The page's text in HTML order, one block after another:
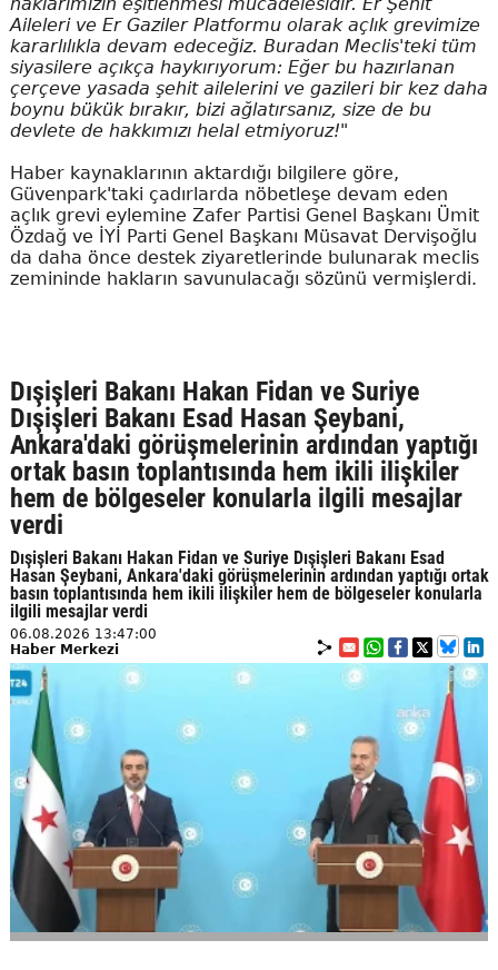
Aileleri ve Er Gaziler Platformu olarak açlık grevimize
kararlılıkla devam edeceğiz. Buradan Meclis'teki tüm
siyasilere açıkça haykırıyorum: Eğer bu hazırlanan
çerçeve yasada şehit ailelerini ve gazileri bir kez daha
boynu bükük bırakır, bizi ağlatırsanız, size de bu
devlete de hakkımızı helal etmiyoruz!"
Haber kaynaklarının aktardığı bilgilere göre,
Güvenpark'taki çadırlarda nöbetleşe devam eden
açlık grevi eylemine Zafer Partisi Genel Başkanı Ümit
Özdağ ve İYİ Parti Genel Başkanı Müsavat Dervişoğlu
da daha önce destek ziyaretlerinde bulunarak meclis
zemininde hakların savunulacağı sözünü vermişlerdi.
Dışişleri Bakanı Hakan Fidan ve Suriye
Dışişleri Bakanı Esad Hasan Şeybani,
Ankara'daki görüşmelerinin ardından yaptığı
ortak basın toplantısında hem ikili ilişkiler
hem de bölgeseler konularla ilgili mesajlar
verdi
Dışişleri Bakanı Hakan Fidan ve Suriye Dışişleri Bakanı Esad
Hasan Şeybani, Ankara'daki görüşmelerinin ardından yaptığı ortak
basın toplantısında hem ikili ilişkiler hem de bölgeseler konularla
ilgili mesajlar verdi
06.08.2026 13:47:00
Haber Merkezi